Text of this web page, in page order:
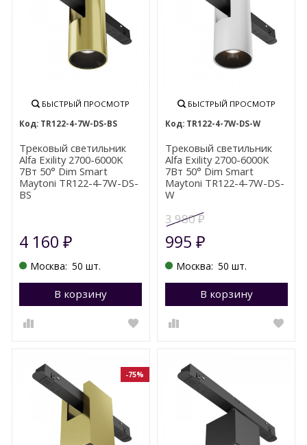
БЫСТРЫЙ ПРОСМОТР
TR122-4-7W-DS-BS
Трековый светильник
Alfa Exility 2700-6000K
7Вт 50° Dim Smart
Maytoni TR122-4-7W-DS-
BS
4 160₽
Москва: 50 шт.
В корзину Перейти в корзину
БЫСТРЫЙ ПРОСМОТР
TR122-4-7W-DS-W
Трековый светильник
Alfa Exility 2700-6000K
7Вт 50° Dim Smart
Maytoni TR122-4-7W-DS-
W
3 980₽
995 ₽
Москва: 50 шт.
В корзину
-75%